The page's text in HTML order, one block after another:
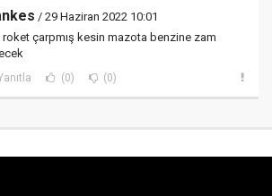
/ 29 Haziran 2022 10:01
roket çarpmış kesin mazota benzine zam
(0) (0)